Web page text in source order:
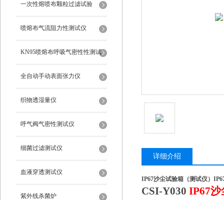
一次性熔喷布颗粒过滤试验
喷熔布气流阻力性测试仪
KN95喷熔布呼吸气密性性测试
仪
全自动手动表面张力仪
织物透湿量仪
呼气阀气密性测试仪
细菌过滤测试仪
血液穿透测试仪
紫外线杀菌炉
详细介绍
IP67沙尘试验箱（测试仪）
CSI-Y030 IP67沙